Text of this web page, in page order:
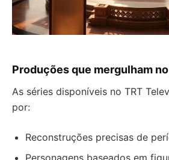
Produções que mergulham
As séries disponíveis no TRT
por:
Reconstruções precisas de